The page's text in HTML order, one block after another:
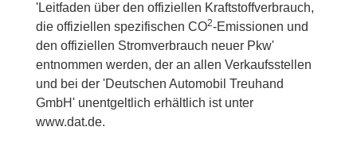
'Leitfaden über den offiziellen Kraftstoffverbrauch,
die offiziellen spezifischen CO2-Emissionen und
den offiziellen Stromverbrauch neuer Pkw'
entnommen werden, der an allen Verkaufsstellen
und bei der 'Deutschen Automobil Treuhand
GmbH' unentgeltlich erhältlich ist unter
www.dat.de.